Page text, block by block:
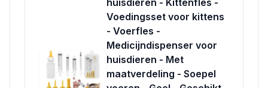
huisdieren - Kittenfles -
Voedingsset voor kittens
- Voerfles -
Medicijndispenser voor
huisdieren - Met
maatverdeling - Soepel